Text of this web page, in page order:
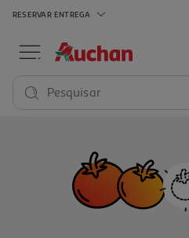
RESERVAR ENTREGA
Pesquisar